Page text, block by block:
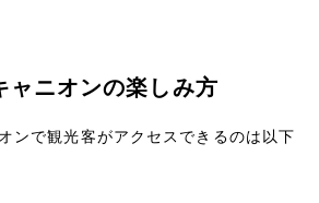
ャニオンの楽しみ方
ンで観光客がアクセスできるのは以下